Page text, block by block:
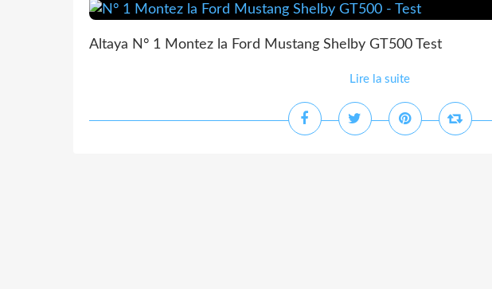
Altaya N° 1 Montez la Ford Mustang Shelby GT500 Test
Lire la suite